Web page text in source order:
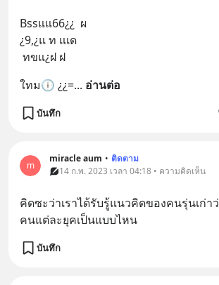
Bssแแ66¿¿  ผ
¿9,¿แ ท เเเด
ทขแ¿ฝ ฝ
ใทม🕕 ¿¿=... อ่านต่อ
บันทึก
m
miracle aum • ติดตาม
14 ก.พ. 2023 เวลา 04:18 • ความคิดเห็น
คิดซะว่าเราได้รับรู้แนวคิดของคนรุ่นเก่า
คนแต่ละยุคเป็นแบบไหน
บันทึก